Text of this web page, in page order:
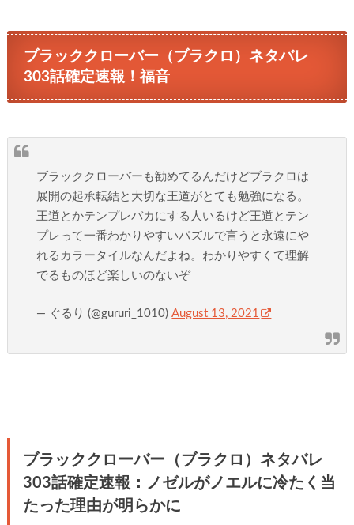
ブラッククローバー（ブラクロ）ネタバレ
303話確定速報！福音
ブラッククローバーも勧めてるんだけどブラクロは
展開の起承転結と大切な王道がとても勉強になる。
王道とかテンプレバカにする人いるけど王道とテン
プレって一番わかりやすいパズルで言うと永遠にや
れるカラータイルなんだよね。わかりやすくて理解
でるものほど楽しいのないぞ
— ぐるり (@gururi_1010)August 13, 2021
ブラッククローバー（ブラクロ）ネタバレ
303話確定速報：ノゼルがノエルに冷たく当
たった理由が明らかに